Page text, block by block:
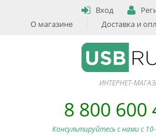
Вход
О магазине
Доставка и
ИНТЕРНЕТ-
8 800 600
Консультируйтесь с нами c